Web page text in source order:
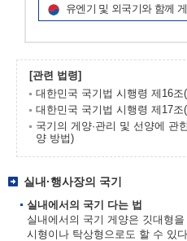
유엔기 및 외국기와 함께
[관련 법령]
대한민국 국기법 시행령 제16
대한민국 국기법 시행령 제17
국기의 게양·관리 및 선양에 관
양 방법)
실내·행사장의 국기
실내에서의 국기 다는 법
실내에서의 국기 게양은 깃대형
시형이나 탁상형으로도 할 수 있